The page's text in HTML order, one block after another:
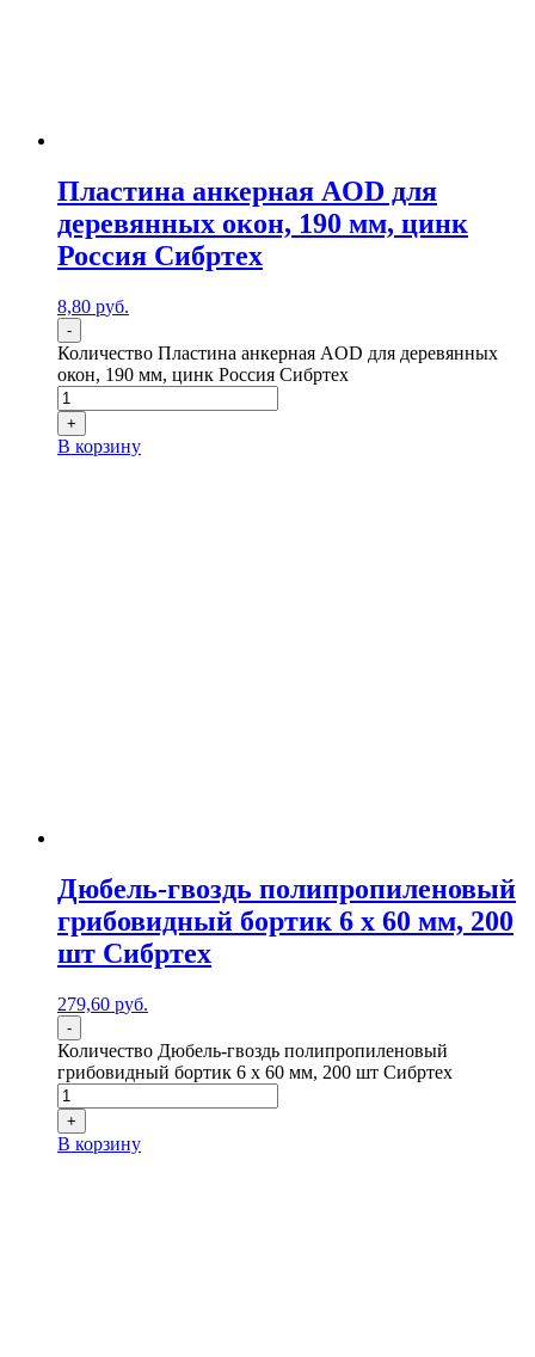
Пластина анкерная AOD для
деревянных окон, 190 мм, цинк
Россия Сибртех
8,80 руб.
-
Количество Пластина анкерная AOD для деревянных
окон, 190 мм, цинк Россия Сибртех
+
В корзину
Дюбель-гвоздь полипропиленовый
грибовидный бортик 6 x 60 мм, 200
шт Сибртех
279,60 руб.
-
Количество Дюбель-гвоздь полипропиленовый
грибовидный бортик 6 x 60 мм, 200 шт Сибртех
+
В корзину